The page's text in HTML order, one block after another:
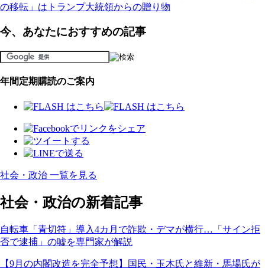
の移転」はトランプ大統領からの贈り物
今、あなたにおすすめの記事
年間定期購読のご案内
社会・政治 一覧を見る
社会・政治の新着記事
自転車「青切符」導入4カ月で詐欺・デマが横行…「サイン拒
否で逮捕」の嘘を専門家が解説
【9月の内閣改造を完全予想】国民・玉木氏と維新・馬場氏が